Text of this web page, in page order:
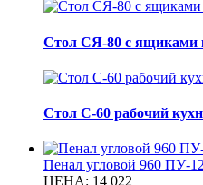
Стол СЯ-80 с ящиками
Стол С-60 рабочий
Пенал угловой 960 ПУ-
ЦЕНА: 14 022